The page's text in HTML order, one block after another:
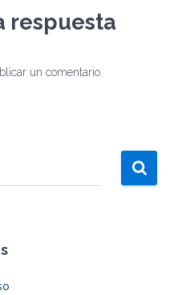
respuesta
un comentario.